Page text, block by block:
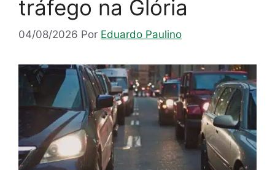
tráfego na Glória
04/08/2026 Por Eduardo Paulino